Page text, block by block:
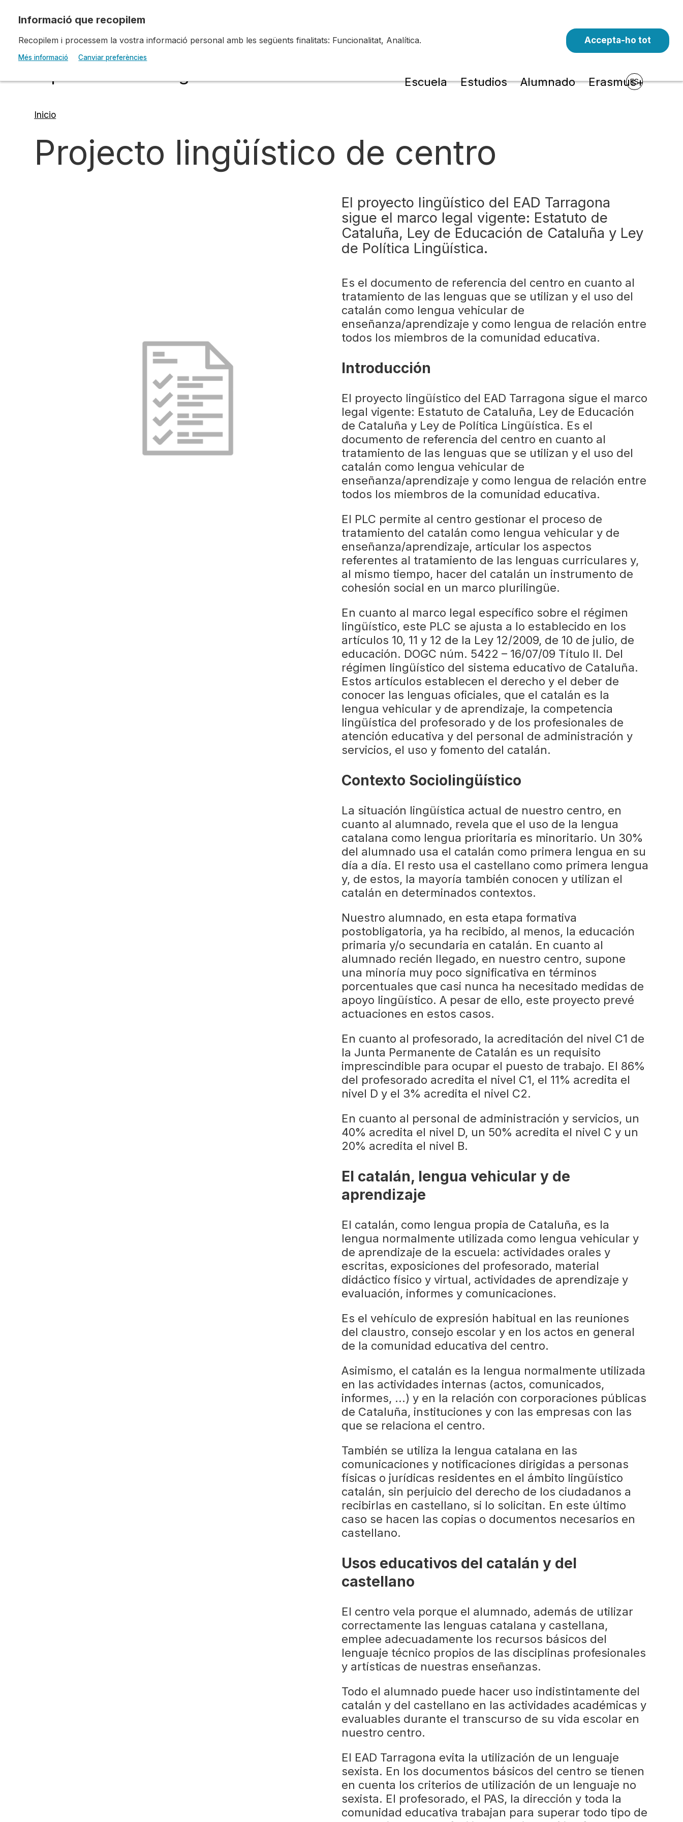
Escola d'Art i Disseny de la
Escuela Estudios Alumnado Erasmus+
ES
Ruta
navegación
Inicio
Projecto lingüístico de centro
El proyecto lingüístico del EAD Tarragona
sigue el marco legal vigente: Estatuto de
Cataluña, Ley de Educación de Cataluña y Ley
de Política Lingüística.
Es el documento de referencia del centro en cuanto al
tratamiento de las lenguas que se utilizan y el uso del
catalán como lengua vehicular de
enseñanza/aprendizaje y como lengua de relación entre
todos los miembros de la comunidad educativa.
Introducción
El proyecto lingüístico del EAD Tarragona sigue el marco
legal vigente: Estatuto de Cataluña, Ley de Educación
de Cataluña y Ley de Política Lingüística. Es el
documento de referencia del centro en cuanto al
tratamiento de las lenguas que se utilizan y el uso del
catalán como lengua vehicular de
enseñanza/aprendizaje y como lengua de relación entre
todos los miembros de la comunidad educativa.
El PLC permite al centro gestionar el proceso de
tratamiento del catalán como lengua vehicular y de
enseñanza/aprendizaje, articular los aspectos
referentes al tratamiento de las lenguas curriculares y,
al mismo tiempo, hacer del catalán un instrumento de
cohesión social en un marco plurilingüe.
En cuanto al marco legal específico sobre el régimen
lingüístico, este PLC se ajusta a lo establecido en los
artículos 10, 11 y 12 de la Ley 12/2009, de 10 de julio, de
educación. DOGC núm. 5422 – 16/07/09 Título II. Del
régimen lingüístico del sistema educativo de Cataluña.
Estos artículos establecen el derecho y el deber de
conocer las lenguas oficiales, que el catalán es la
lengua vehicular y de aprendizaje, la competencia
lingüística del profesorado y de los profesionales de
atención educativa y del personal de administración y
servicios, el uso y fomento del catalán.
Contexto Sociolingüístico
La situación lingüística actual de nuestro centro, en
cuanto al alumnado, revela que el uso de la lengua
catalana como lengua prioritaria es minoritario. Un 30%
del alumnado usa el catalán como primera lengua en su
día a día. El resto usa el castellano como primera lengua
y, de estos, la mayoría también conocen y utilizan el
catalán en determinados contextos.
Nuestro alumnado, en esta etapa formativa
postobligatoria, ya ha recibido, al menos, la educación
primaria y/o secundaria en catalán. En cuanto al
alumnado recién llegado, en nuestro centro, supone
una minoría muy poco significativa en términos
porcentuales que casi nunca ha necesitado medidas de
apoyo lingüístico. A pesar de ello, este proyecto prevé
actuaciones en estos casos.
En cuanto al profesorado, la acreditación del nivel C1 de
la Junta Permanente de Catalán es un requisito
imprescindible para ocupar el puesto de trabajo. El 86%
del profesorado acredita el nivel C1, el 11% acredita el
nivel D y el 3% acredita el nivel C2.
En cuanto al personal de administración y servicios, un
40% acredita el nivel D, un 50% acredita el nivel C y un
20% acredita el nivel B.
El catalán, lengua vehicular y de
aprendizaje
El catalán, como lengua propia de Cataluña, es la
lengua normalmente utilizada como lengua vehicular y
de aprendizaje de la escuela: actividades orales y
escritas, exposiciones del profesorado, material
didáctico físico y virtual, actividades de aprendizaje y
evaluación, informes y comunicaciones.
Es el vehículo de expresión habitual en las reuniones
del claustro, consejo escolar y en los actos en general
de la comunidad educativa del centro.
Asimismo, el catalán es la lengua normalmente utilizada
en las actividades internas (actos, comunicados,
informes, ...) y en la relación con corporaciones públicas
de Cataluña, instituciones y con las empresas con las
que se relaciona el centro.
También se utiliza la lengua catalana en las
comunicaciones y notificaciones dirigidas a personas
físicas o jurídicas residentes en el ámbito lingüístico
catalán, sin perjuicio del derecho de los ciudadanos a
recibirlas en castellano, si lo solicitan. En este último
caso se hacen las copias o documentos necesarios en
castellano.
Usos educativos del catalán y del
castellano
El centro vela porque el alumnado, además de utilizar
correctamente las lenguas catalana y castellana,
emplee adecuadamente los recursos básicos del
lenguaje técnico propios de las disciplinas profesionales
y artísticas de nuestras enseñanzas.
Todo el alumnado puede hacer uso indistintamente del
catalán y del castellano en las actividades académicas y
evaluables durante el transcurso de su vida escolar en
nuestro centro.
El EAD Tarragona evita la utilización de un lenguaje
sexista. En los documentos básicos del centro se tienen
en cuenta los criterios de utilización de un lenguaje no
sexista. El profesorado, el PAS, la dirección y toda la
comunidad educativa trabajan para superar todo tipo de
Recopilem i processem la vostra informació personal amb les següents finalitats: Funcionalitat, Analítica.
Més informació Canviar preferències
Accepta-ho tot